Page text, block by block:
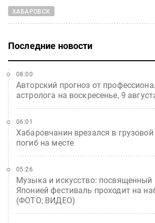
ХАБАРОВСК
Последние новости
Авторский прогноз от
астролога на воскресенье, 9
08:00
Хабаровчанин врезался в
погиб на месте
06:01
Музыка и искусство: посвященный
Японией фестиваль проходит на
(ФОТО; ВИДЕО)
05:26